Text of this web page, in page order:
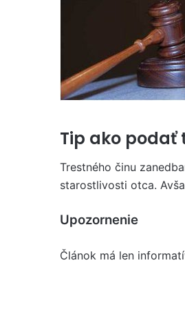
Tip ako podať
Trestného činu
starostlivosti otca.
Upozornenie
Článok má len